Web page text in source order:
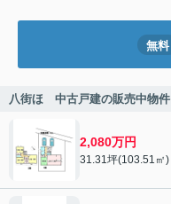
無料
八街ほ 中古戸建の販売中物件
2,080万円
31.31坪(103.51㎡)